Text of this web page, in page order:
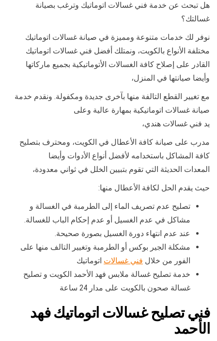
هل تبحث عن خدمة فني غسالات اتوماتيك وترغب بصيانة
غسالتك؟
نوفر لك خدمات متنوعة ومميزة في صيانة غسالات اتوماتيك
مختلفة الأنواع بالكويت، ونمتلك أفضل فني غسالات اتوماتيك
القادر على إصلاح كافة الغسالات الأتوماتيكية بجميع ماركاتها
وأيضا صيانتها في المنزل،
مع تغيير القطع التالفة منها بآخرى جديدة ومكفولة. ونقدم خدمة
صيانة غسالات اتوماتيكية بمهارة عالية وعلى
يد فني غسالات هندي،
مدرب على صيانة كافة الأعطال في الكويت، ومحترف بتصليح
كافة المشاكل باستخدامه لأفضل أنواع الأدوات وأيضا
المعدات الحديثة التي تقوم بتبيين الخلل في ثواني معدودة،
حيث يقدم الحل لكافة الأعطال منها:
تصليح عدم تصريف الماء إلى الطرمبة في الغسالة و
مشاكل في عدم الغسيل أو عدم إحكام الباب للغسالة.
عند عدم انتهاء دورة الغسيل بصورة صحيحة.
مشكلة الجير بوكس أو الطرمبة وتغيير التالف منها على
الفور من خلال فني غسالات اتوماتيك
خدمة تصليح غسالة ملابس فهد الأحمد الكويت و تصليح
غسالة صحون بالكويت على مدار 24 ساعة
فني تصليح غسالات اتوماتيك فهد
الأحمد